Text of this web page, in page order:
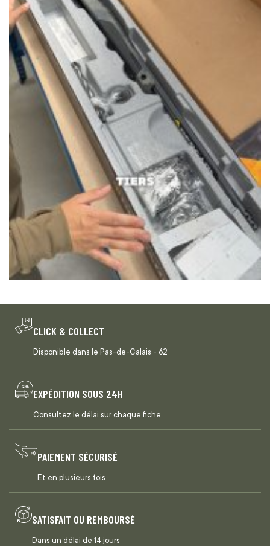
CLICK & COLLECT
Disponible dans le Pas-de-Calais - 62
EXPÉDITION SOUS 24H
Consultez le délai sur chaque fiche
PAIEMENT SÉCURISÉ
Et en plusieurs fois
SATISFAIT OU REMBOURSÉ
Dans un délai de 14 jours